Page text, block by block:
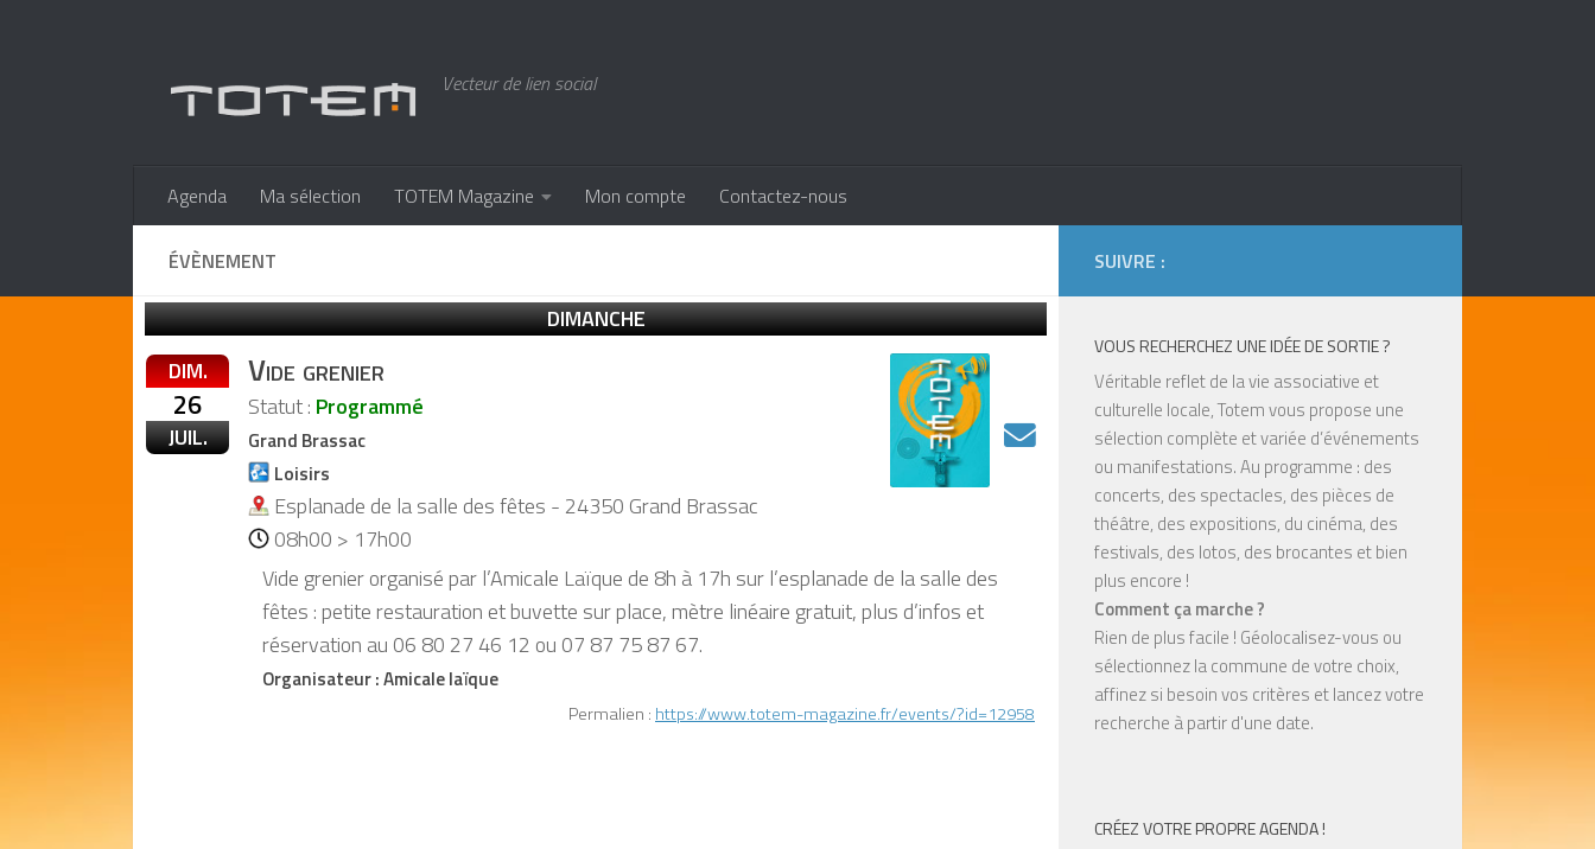
Vecteur de lien social
Agenda Ma sélection TOTEM Magazine Mon compte Contactez-nous
ÉVÈNEMENT
DIMANCHE
DIM.
26
JUIL.
Vide grenier
Statut : Programmé
Grand Brassac
Loisirs
Esplanade de la salle des fêtes - 24350 Grand Brassac
08h00 > 17h00
Vide grenier organisé par l’Amicale Laïque de 8h à 17h sur l’esplanade de la salle des
fêtes : petite restauration et buvette sur place, mètre linéaire gratuit, plus d’infos et
réservation au 06 80 27 46 12 ou 07 87 75 87 67.
Organisateur :Amicale laïque
Permalien : https://www.totem-magazine.fr/events/?id=12958
SUIVRE :
VOUS RECHERCHEZ UNE IDÉE DE SORTIE ?
Véritable reflet de la vie associative et
culturelle locale, Totem vous propose une
sélection complète et variée d’événements
ou manifestations. Au programme : des
concerts, des spectacles, des pièces de
théâtre, des expositions, du cinéma, des
festivals, des lotos, des brocantes et bien
plus encore !
Comment ça marche ?
Rien de plus facile ! Géolocalisez-vous ou
sélectionnez la commune de votre choix,
affinez si besoin vos critères et lancez votre
recherche à partir d'une date.
CRÉEZ VOTRE PROPRE AGENDA !